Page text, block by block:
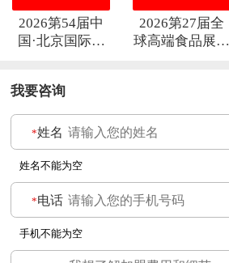
2026第54届中
国·北京国际礼
2026第27届全
球高端食品展览
我要咨询
*姓名
姓名不能为空
*电话
手机不能为空